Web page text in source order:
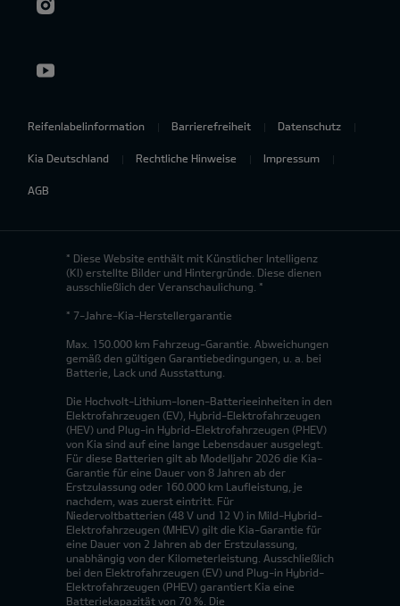
Reifenlabelinformation Barrierefreiheit Datenschutz
Kia Deutschland Rechtliche Hinweise Impressum
AGB
* Diese Website enthält mit Künstlicher Intelligenz
(KI) erstellte Bilder und Hintergründe. Diese dienen
ausschließlich der Veranschaulichung. *
* 7-Jahre-Kia-Herstellergarantie
Max. 150.000 km Fahrzeug-Garantie. Abweichungen
gemäß den gültigen Garantiebedingungen, u. a. bei
Batterie, Lack und Ausstattung.
Die Hochvolt-Lithium-Ionen-Batterieeinheiten in den
Elektrofahrzeugen (EV), Hybrid-Elektrofahrzeugen
(HEV) und Plug-in Hybrid-Elektrofahrzeugen (PHEV)
von Kia sind auf eine lange Lebensdauer ausgelegt.
Für diese Batterien gilt ab Modelljahr 2026 die Kia-
Garantie für eine Dauer von 8 Jahren ab der
Erstzulassung oder 160.000 km Laufleistung, je
nachdem, was zuerst eintritt. Für
Niedervoltbatterien (48 V und 12 V) in Mild-Hybrid-
Elektrofahrzeugen (MHEV) gilt die Kia-Garantie für
eine Dauer von 2 Jahren ab der Erstzulassung,
unabhängig von der Kilometerleistung. Ausschließlich
bei den Elektrofahrzeugen (EV) und Plug-in Hybrid-
Elektrofahrzeugen (PHEV) garantiert Kia eine
Batteriekapazität von 70 %. Die